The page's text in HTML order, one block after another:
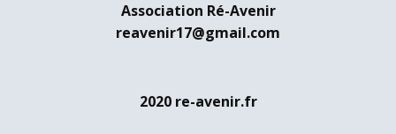
Association Ré-Avenir
reavenir17@gmail.com
2020 re-avenir.fr